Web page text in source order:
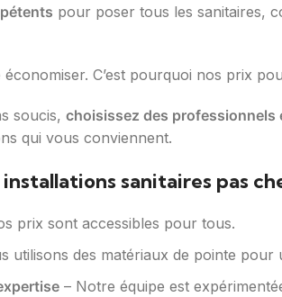
pour poser tous les sanitaires,
C’est pourquoi nos prix
soucis, choisissez des professionnels
qui vous conviennent.
sanitaires pas
prix sont accessibles pour tous.
utilisons des matériaux de pointe pour
– Notre équipe est